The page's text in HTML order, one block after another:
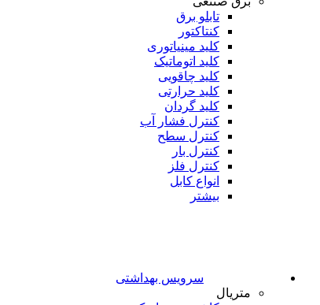
تابلو برق
کنتاکتور
کلید مینیاتوری
کلید اتوماتیک
کلید چاقویی
کلید حرارتی
کلید گردان
کنترل فشار آب
کنترل سطح
کنترل بار
کنترل فلز
انواع کابل
بیشتر
سرویس بهداشتی
متریال